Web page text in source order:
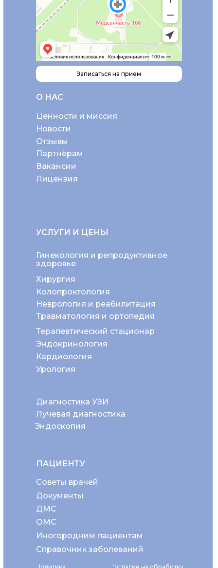
О НАС
Ценности и миссия
Новости
Отзывы
Партнёрам
Вакансии
Лицензия
Неврология и реабилитация
Колопроктология
Хирургия
Гинекология и репродуктивное
здоровье
Диагностика УЗИ
Эндоскопия
Травматология и ортопедия
Эндокринология
Терапевтический стационар
Кардиология
Урология
Лучевая диагностика
УСЛУГИ И ЦЕНЫ
ПАЦИЕНТУ
Советы врачей
ОМС
Документы
ДМС
Иногородним пациентам
Справочник заболеваний
Записаться на прием